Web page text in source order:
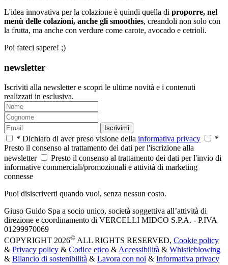
L'idea innovativa per la colazione è quindi quella di proporre, nel
menù delle colazioni, anche gli smoothies, creandoli non solo con
la frutta, ma anche con verdure come carote, avocado e cetrioli.
Poi fateci sapere! ;)
newsletter
Iscriviti alla newsletter e scopri le ultime novità e i contenuti
realizzati in esclusiva.
Iscrivimi
* Dichiaro di aver preso visione della informativa privacy
*
Presto il consenso al trattamento dei dati per l'iscrizione alla
newsletter
Presto il consenso al trattamento dei dati per l'invio di
informative commerciali/promozionali e attività di marketing
connesse
Puoi disiscriverti quando vuoi, senza nessun costo.
Giuso Guido Spa a socio unico, società soggettiva all’attività di
direzione e coordinamento di VERCELLI MIDCO S.P.A. - P.IVA
01299970069
COPYRIGHT 2026© ALL RIGHTS RESERVED, Cookie policy
& Privacy policy & Codice etico & Accessibilità & Whistleblowing
& Bilancio di sostenibilità & Lavora con noi & Informativa privacy